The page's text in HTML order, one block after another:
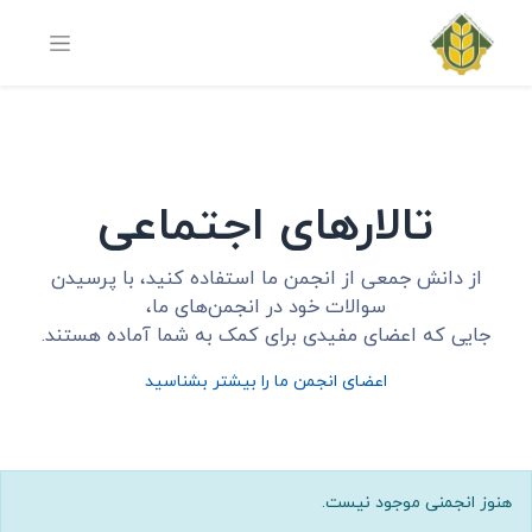
تالارهای اجتماعی
از دانش جمعی از انجمن ما استفاده کنید، با پرسیدن
سوالات خود در انجمن‌های ما،
جایی که اعضای مفیدی برای کمک به شما آماده هستند.
اعضای انجمن ما را بیشتر بشناسید
هنوز انجمنی موجود نیست.